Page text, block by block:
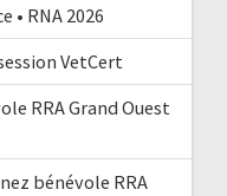
• RNA 2026
VetCert
RRA Grand Ouest
bénévole RRA